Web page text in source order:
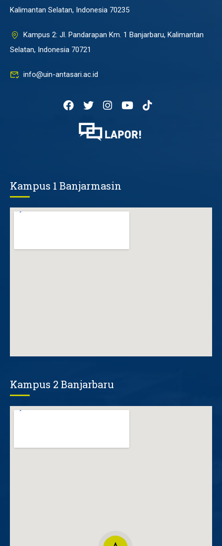
Kalimantan Selatan, Indonesia 70235
Kampus 2: Jl. Pandarapan Km. 1 Banjarbaru, Kalimantan
Selatan, Indonesia 70721
info@uin-antasari.ac.id
Kampus 1 Banjarmasin
Kampus 2 Banjarbaru